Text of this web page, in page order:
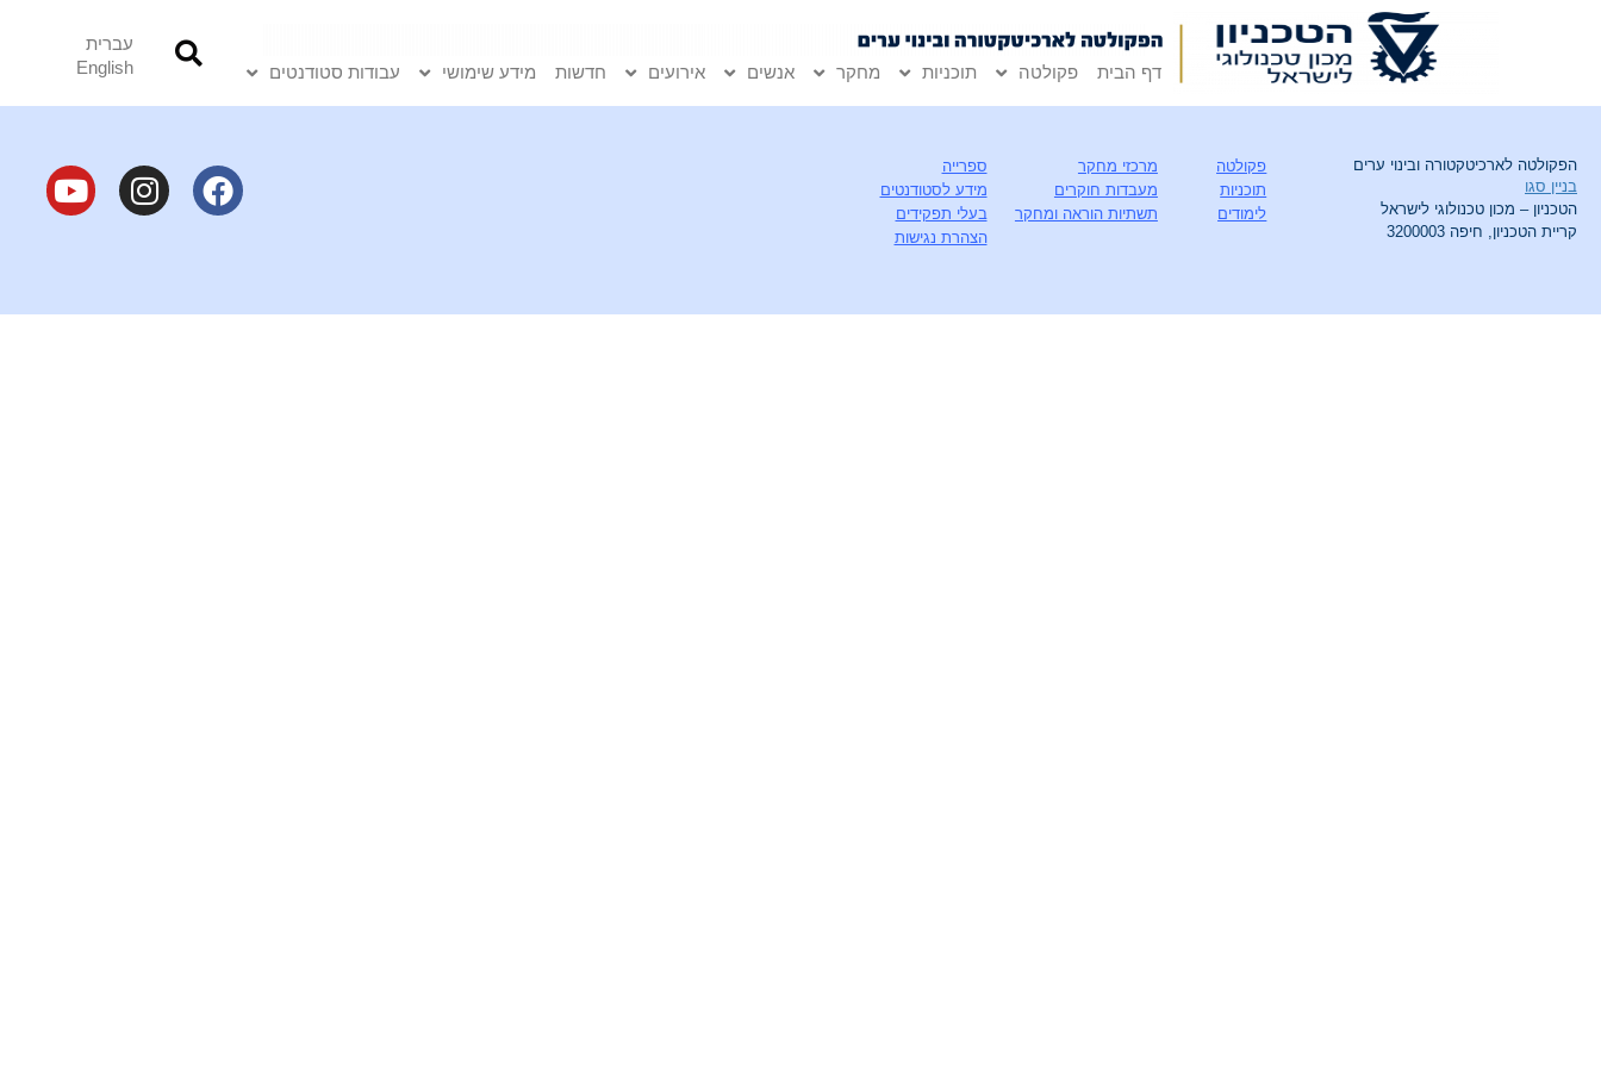
דף הבית פקולטה תוכניות מחקר אנשים אירועים חדשות מידע שימושי עבודות סטודנטים
עברית
English
הפקולטה לארכיטקטורה ובינוי ערים
בניין סגו
הטכניון – מכון טכנולוגי לישראל
קריית הטכניון, חיפה 3200003
פקולטה
תוכניות
לימודים
מרכזי מחקר
מעבדות חוקרים
תשתיות הוראה ומחקר
ספרייה
מידע לסטודנטים
בעלי תפקידים
הצהרת נגישות